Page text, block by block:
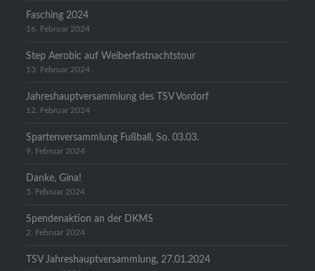
Fasching 2024
16. Februar 2024
Step Aerobic auf Weiberfastnachtstour
13. Februar 2024
Jahreshauptversammlung des TSV Vordorf
12. Februar 2024
Spartenversammlung Fußball, So. 03.03.
9. Februar 2024
Danke, Gina!
5. Februar 2024
Spendenaktion an der DKMS
2. Februar 2024
TSV Jahreshauptversammlung, 27.01.2024